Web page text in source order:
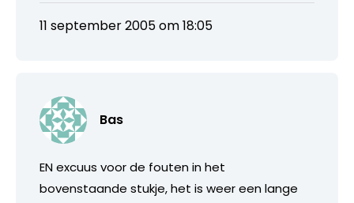
11 september 2005 om 18:05
Bas
EN excuus voor de fouten in het
bovenstaande stukje, het is weer een lange